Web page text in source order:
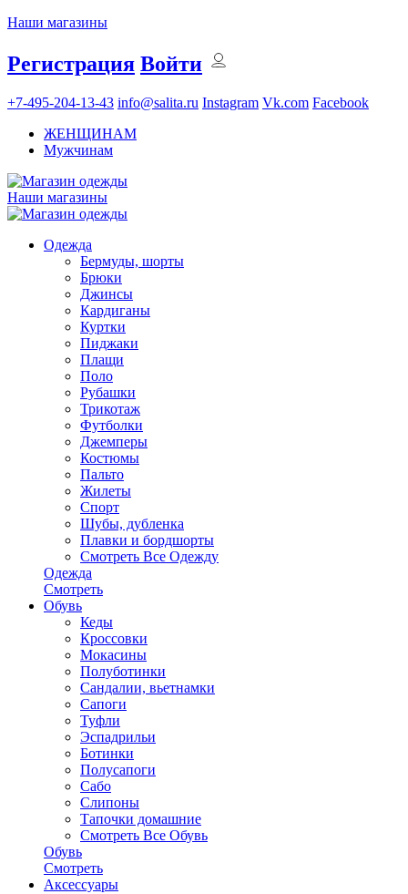
Наши магазины
Регистрация Войти
+7-495-204-13-43 info@salita.ru Instagram Vk.com Facebook
ЖЕНЩИНАМ
Мужчинам
Наши магазины
Одежда
Бермуды, шорты
Брюки
Джинсы
Кардиганы
Куртки
Пиджаки
Плащи
Поло
Рубашки
Трикотаж
Футболки
Джемперы
Костюмы
Пальто
Жилеты
Спорт
Шубы, дубленка
Плавки и бордшорты
Смотреть Все Одежду
Одежда
Смотреть
Обувь
Кеды
Кроссовки
Мокасины
Полуботинки
Сандалии, вьетнамки
Сапоги
Туфли
Эспадрильи
Ботинки
Полусапоги
Сабо
Слипоны
Тапочки домашние
Смотреть Все Обувь
Обувь
Смотреть
Аксесcуары